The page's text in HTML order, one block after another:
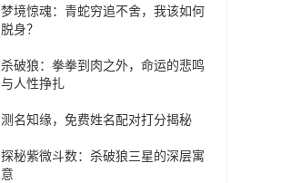
梦境惊魂：青蛇穷追不舍，我该如何
脱身？
杀破狼：拳拳到肉之外，命运的悲鸣
与人性挣扎
测名知缘，免费姓名配对打分揭秘
探秘紫微斗数：杀破狼三星的深层寓
意